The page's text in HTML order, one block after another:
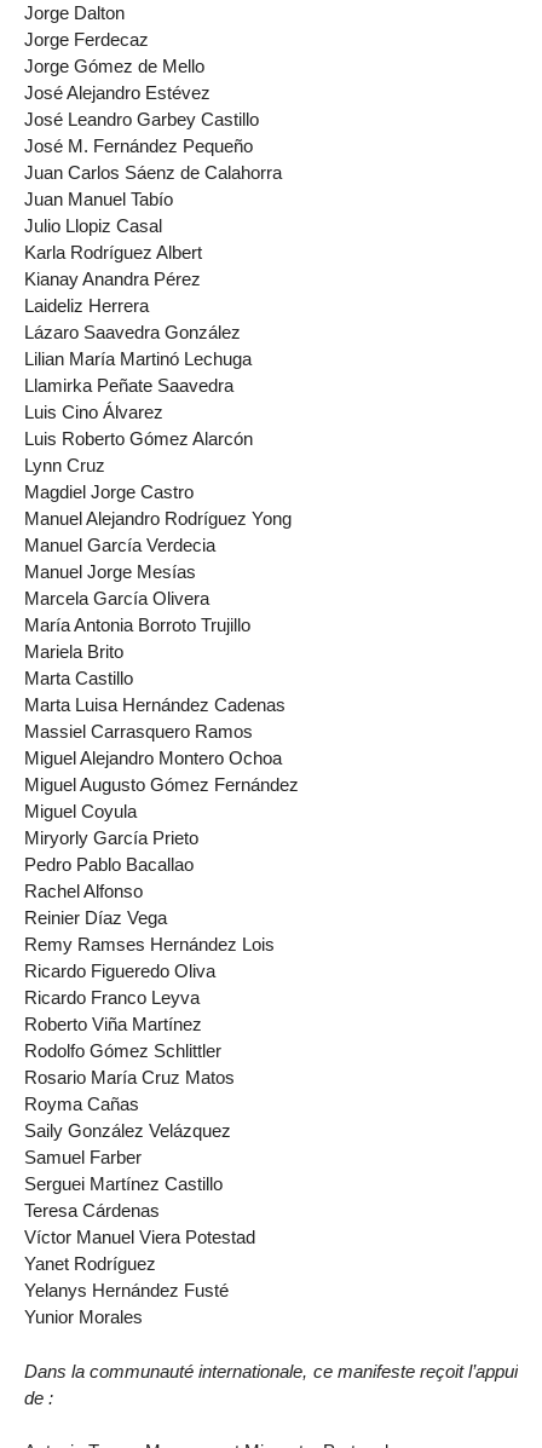
Jorge Dalton
Jorge Ferdecaz
Jorge Gómez de Mello
José Alejandro Estévez
José Leandro Garbey Castillo
José M. Fernández Pequeño
Juan Carlos Sáenz de Calahorra
Juan Manuel Tabío
Julio Llopiz Casal
Karla Rodríguez Albert
Kianay Anandra Pérez
Laideliz Herrera
Lázaro Saavedra González
Lilian María Martinó Lechuga
Llamirka Peñate Saavedra
Luis Cino Álvarez
Luis Roberto Gómez Alarcón
Lynn Cruz
Magdiel Jorge Castro
Manuel Alejandro Rodríguez Yong
Manuel García Verdecia
Manuel Jorge Mesías
Marcela García Olivera
María Antonia Borroto Trujillo
Mariela Brito
Marta Castillo
Marta Luisa Hernández Cadenas
Massiel Carrasquero Ramos
Miguel Alejandro Montero Ochoa
Miguel Augusto Gómez Fernández
Miguel Coyula
Miryorly García Prieto
Pedro Pablo Bacallao
Rachel Alfonso
Reinier Díaz Vega
Remy Ramses Hernández Lois
Ricardo Figueredo Oliva
Ricardo Franco Leyva
Roberto Viña Martínez
Rodolfo Gómez Schlittler
Rosario María Cruz Matos
Royma Cañas
Saily González Velázquez
Samuel Farber
Serguei Martínez Castillo
Teresa Cárdenas
Víctor Manuel Viera Potestad
Yanet Rodríguez
Yelanys Hernández Fusté
Yunior Morales
Dans la communauté internationale, ce manifeste reçoit l’appui
de :